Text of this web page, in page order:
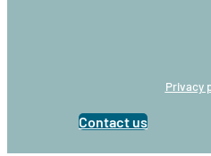
Privacy
Contact us